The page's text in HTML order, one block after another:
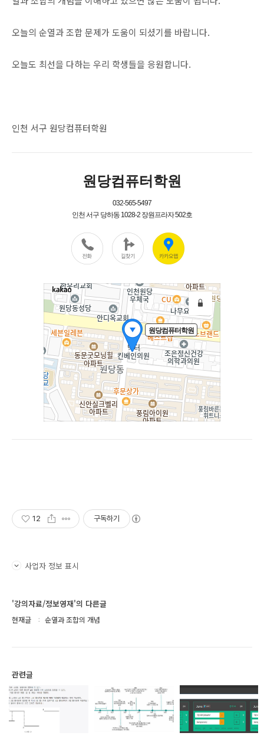
오늘의 순열과 조합 문제가 도움이 되셨기를 바랍니다.
오늘도 최선을 다하는 우리 학생들을 응원합니다.
인천 서구 원당컴퓨터학원
12 구독하기
사업자 정보 표시
'강의자료/정보영재'의 다른글
현재글 순열과 조합의 개념
관련글